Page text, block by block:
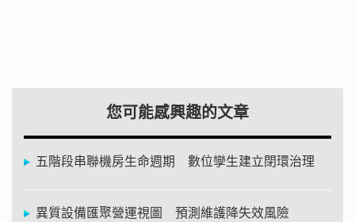
您可能感興趣的文章
五階段串聯機房生命週期 數位孿生建立閉環治理
異質設備匯聚營運視圖 預測維護降失效風險